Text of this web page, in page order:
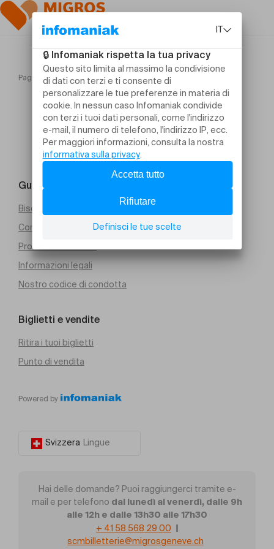
Pagina iniziale Sortilèges d’Amour
Guida e contatti
Bisogno di aiuto
Condizioni generali di vendita (PDF)
Protezione dei dati
Informazioni legali
Nostro codice di condotta
Biglietti e vendite
Ritira i tuoi biglietti
Punto di vendita
Powered by
Svizzera Lingue
Hai delle domande? Puoi raggiungerci tramite e-
mail e per telefono dal lunedì al venerdì, dalle 9h
alle 12h e dalle 13h30 alle 17h30
+ 41 58 568 29 00
scmbilletterie@migrosgeneve.ch